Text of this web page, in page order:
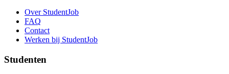
Over StudentJob
FAQ
Contact
Werken bij StudentJob
Studenten